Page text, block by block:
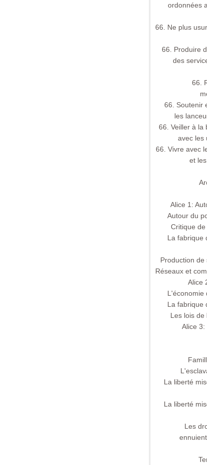
ordonnées
66. Ne plus
66. Produire
des
66.
66. Soutenir
les
66. Veiller à la
avec les
66. Vivre avec
et
Alice 1:
Autour du
Critique
La fabrique
Production de
Réseaux et
Alice
L'économie
La fabrique
Les lois de
Alice
La liberté
La liberté
Les